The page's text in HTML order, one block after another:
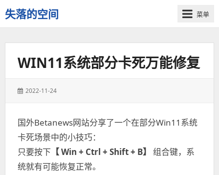
失落的空间 菜单
WIN11系统部分卡死万能修复
发
2022-11-24
国外Betanews网站分享了一个在部分Win11系统
卡死场景中的小技巧：
只要按下 【 Win + Ctrl + Shift + B】 组合键，系
统就有可能恢复正常。